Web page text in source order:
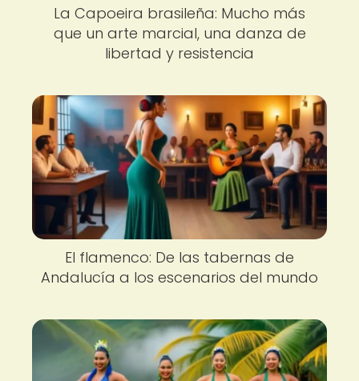
La Capoeira brasileña: Mucho más
que un arte marcial, una danza de
libertad y resistencia
El flamenco: De las tabernas de
Andalucía a los escenarios del mundo